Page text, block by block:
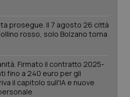
prosegue. Il 7 agosto 26 città
rosso, solo Bolzano torna
Firmato il contratto 2025-
fino a 240 euro per gli
il capitolo sull'IA e nuove